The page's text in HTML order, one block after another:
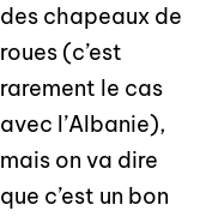
des chapeaux de
roues (c’est
rarement le cas
avec l’Albanie),
mais on va dire
que c’est un bon